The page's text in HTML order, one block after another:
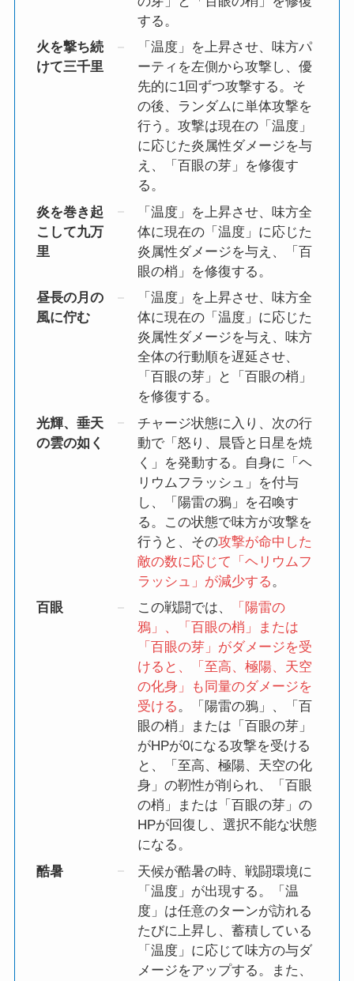
する。
火を撃ち続
けて三千里
「温度」を上昇させ、味方パ
ーティを左側から攻撃し、優
先的に1回ずつ攻撃する。そ
の後、ランダムに単体攻撃を
行う。攻撃は現在の「温度」
に応じた炎属性ダメージを与
え、「百眼の芽」を修復す
る。
炎を巻き起
こして九万
里
「温度」を上昇させ、味方全
体に現在の「温度」に応じた
炎属性ダメージを与え、「百
眼の梢」を修復する。
昼長の月の
風に佇む
「温度」を上昇させ、味方全
体に現在の「温度」に応じた
炎属性ダメージを与え、味方
全体の行動順を遅延させ、
「百眼の芽」と「百眼の梢」
を修復する。
光輝、垂天
の雲の如く
チャージ状態に入り、次の行
動で「怒り、晨昏と日星を焼
く」を発動する。自身に「ヘ
リウムフラッシュ」を付与
し、「陽雷の鴉」を召喚す
る。この状態で味方が攻撃を
行うと、その攻撃が命中した
敵の数に応じて「ヘリウムフ
ラッシュ」が減少する 。
百眼
この戦闘では、
「陽雷の
鴉」、「百眼の梢」または
「百眼の芽」がダメージを受
けると、「至高、極陽、天空
の化身」も同量のダメージを
受ける。「陽雷の鴉」、「百
眼の梢」または「百眼の芽」
がHPが0になる攻撃を受ける
と、「至高、極陽、天空の化
身」の靭性が削られ、「百眼
の梢」または「百眼の芽」の
HPが回復し、選択不能な状態
になる。
酷暑
天候が酷暑の時、戦闘環境に
「温度」が出現する。「温
度」は任意のターンが訪れる
たびに上昇し、蓄積している
「温度」に応じて味方の与ダ
メージをアップする。また、